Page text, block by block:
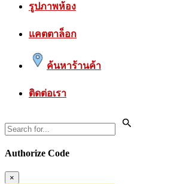
รูปภาพห้อง
แคตตาล็อก
ค้นหาร้านค้า
ติดต่อเรา
Authorize Code
×